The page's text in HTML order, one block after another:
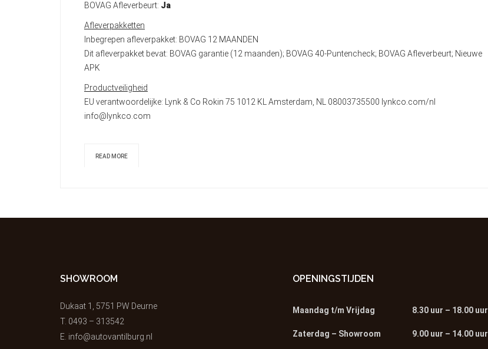
BOVAG Afleverbeurt: Ja
Afleverpakketten
Inbegrepen afleverpakket: BOVAG 12 MAANDEN
Dit afleverpakket bevat: BOVAG garantie (12 maanden); BOVAG 40-Puntencheck; BOVAG Afleverbeurt; Nieuwe
APK
Productveiligheid
EU verantwoordelijke: Lynk & Co Rokin 75 1012 KL Amsterdam, NL 08003735500 lynkco.com/nl
info@lynkco.com
READ MORE
SHOWROOM
Dukaat 1, 5751 PW Deurne
T. 0493 – 313542
E. info@autovantilburg.nl
OPENINGSTIJDEN
Maandag t/m Vrijdag 8.30 uur – 18.00 uur
Zaterdag – Showroom 9.00 uur – 14.00 uur